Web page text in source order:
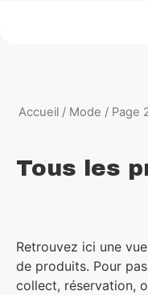
Accueil / Mode / Page
Tous les
Retrouvez ici une
de produits. Pour
collect, réservation,